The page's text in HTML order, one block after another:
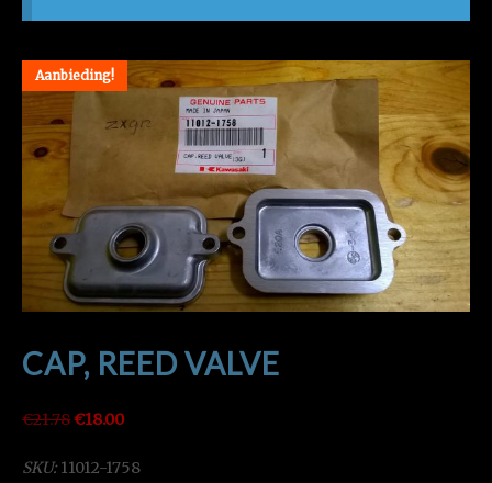
Aanbieding!
CAP, REED VALVE
€21.78Oorspronkelijke
was:
€18.00Huidige
is:
SKU:11012-1758